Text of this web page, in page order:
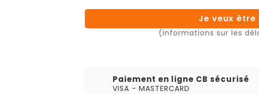
Je veux
(informations sur les
Paiement en ligne CB sécurisé
VISA - MASTERCARD